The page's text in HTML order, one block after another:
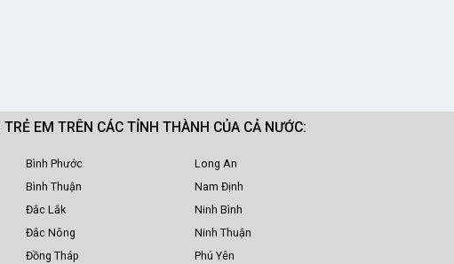
EM TRÊN CÁC TỈNH THÀNH CỦA CẢ NƯỚC:
Bình Phước
Bình Thuận
Đắc Lắk
Đắc Nông
Đồng Tháp
Long An
Nam Định
Ninh Bình
Ninh Thuận
Phú Yên